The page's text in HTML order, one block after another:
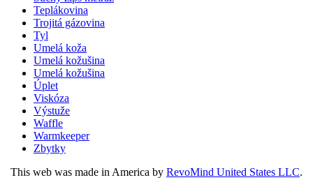
Teplákovina
Trojitá gázovina
Tyl
Umelá koža
Umelá kožušina
Umelá kožušina
Úplet
Viskóza
Výstuže
Waffle
Warmkeeper
Zbytky
This web was made in America by RevoMind United States LLC.